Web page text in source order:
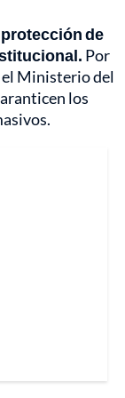
protección de
Por
el Ministerio del
los